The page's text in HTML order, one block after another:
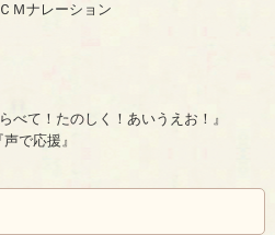
Ｍナレーション
べて！たのしく！あいうえお！』
で応援』